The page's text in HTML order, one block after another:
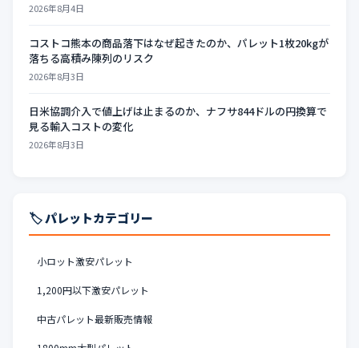
2026年8月4日
コストコ熊本の商品落下はなぜ起きたのか、パレット1枚20kgが
落ちる高積み陳列のリスク
2026年8月3日
日米協調介入で値上げは止まるのか、ナフサ844ドルの円換算で
見る輸入コストの変化
2026年8月3日
🏷️ パレットカテゴリー
小ロット激安パレット
1,200円以下激安パレット
中古パレット最新販売情報